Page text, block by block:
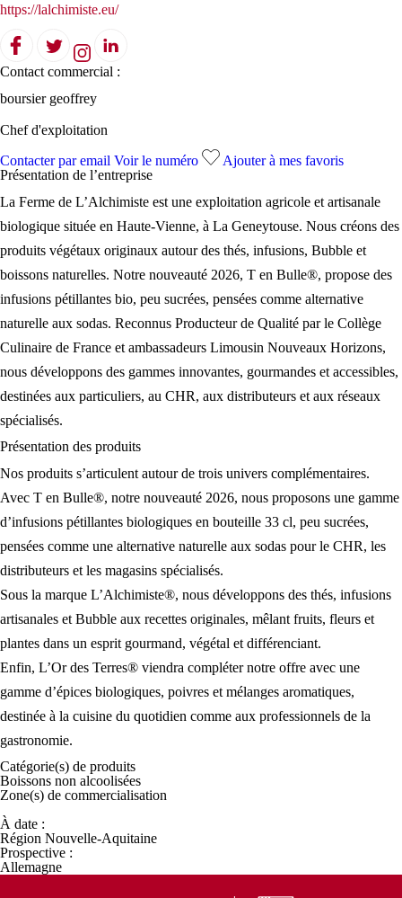
https://lalchimiste.eu/
Contact commercial :
boursier geoffrey
Chef d'exploitation
Contacter par email Voir le numéro
Ajouter à mes favoris
Présentation de l’entreprise
La Ferme de L’Alchimiste est une exploitation agricole et artisanale
biologique située en Haute-Vienne, à La Geneytouse. Nous créons des
produits végétaux originaux autour des thés, infusions, Bubble et
boissons naturelles. Notre nouveauté 2026, T en Bulle®, propose des
infusions pétillantes bio, peu sucrées, pensées comme alternative
naturelle aux sodas. Reconnus Producteur de Qualité par le Collège
Culinaire de France et ambassadeurs Limousin Nouveaux Horizons,
nous développons des gammes innovantes, gourmandes et accessibles,
destinées aux particuliers, au CHR, aux distributeurs et aux réseaux
spécialisés.
Présentation des produits
Nos produits s’articulent autour de trois univers complémentaires.
Avec T en Bulle®, notre nouveauté 2026, nous proposons une gamme
d’infusions pétillantes biologiques en bouteille 33 cl, peu sucrées,
pensées comme une alternative naturelle aux sodas pour le CHR, les
distributeurs et les magasins spécialisés.
Sous la marque L’Alchimiste®, nous développons des thés, infusions
artisanales et Bubble aux recettes originales, mêlant fruits, fleurs et
plantes dans un esprit gourmand, végétal et différenciant.
Enfin, L’Or des Terres® viendra compléter notre offre avec une
gamme d’épices biologiques, poivres et mélanges aromatiques,
destinée à la cuisine du quotidien comme aux professionnels de la
gastronomie.
Catégorie(s) de produits
Boissons non alcoolisées
Zone(s) de commercialisation
À date :
Région Nouvelle-Aquitaine
Prospective :
Allemagne